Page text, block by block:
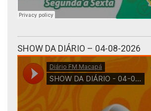
SHOW DA DIÁRIO – 04-08-2026